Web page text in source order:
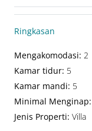
Ringkasan
Mengakomodasi: 2
Kamar tidur: 5
Kamar mandi: 5
Minimal Menginap:
Jenis Properti: Villa